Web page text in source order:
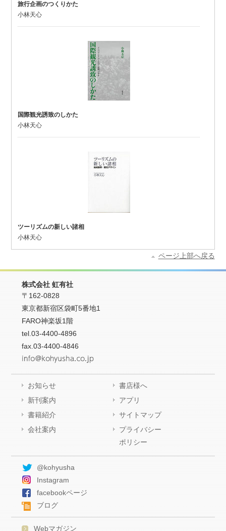
旅行企画のつくりかた
小林天心
国際観光誘致のしかた
小林天心
ツーリズムの新しい諸相
小林天心
ページ上部へ戻る
株式会社 虹有社
〒162-0828
東京都新宿区袋町5番地1
FARO神楽坂1階
tel.03-4400-4896
fax.03-4400-4846
お知らせ
新刊案内
書籍紹介
会社案内
書店様へ
アプリ
サイトマップ
プライバシー
ポリシー
@kohyusha
Instagram
facebookページ
ブログ
Webマガジン